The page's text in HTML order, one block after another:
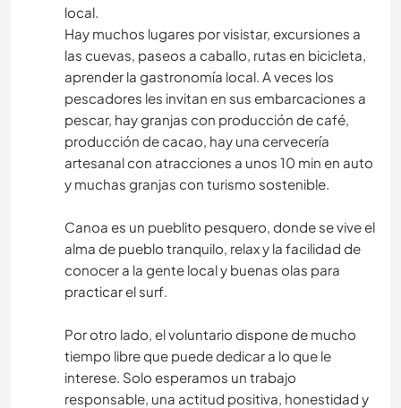
local.
Hay muchos lugares por visistar, excursiones a
las cuevas, paseos a caballo, rutas en bicicleta,
aprender la gastronomía local. A veces los
pescadores les invitan en sus embarcaciones a
pescar, hay granjas con producción de café,
producción de cacao, hay una cervecería
artesanal con atracciones a unos 10 min en auto
y muchas granjas con turismo sostenible.
Canoa es un pueblito pesquero, donde se vive el
alma de pueblo tranquilo, relax y la facilidad de
conocer a la gente local y buenas olas para
practicar el surf.
Por otro lado, el voluntario dispone de mucho
tiempo libre que puede dedicar a lo que le
interese. Solo esperamos un trabajo
responsable, una actitud positiva, honestidad y